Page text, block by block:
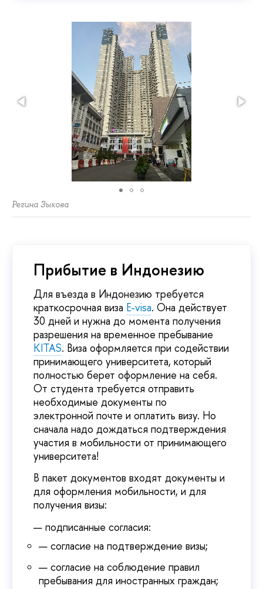
Регина Зыкова
Прибытие в Индонезию
Для въезда в Индонезию требуется
краткосрочная виза E-visa. Она действует
30 дней и нужна до момента получения
разрешения на временное пребывание
KITAS. Виза оформляется при содействии
принимающего университета, который
полностью берет оформление на себя.
От студента требуется отправить
необходимые документы по
электронной почте и оплатить визу. Но
сначала надо дождаться подтверждения
участия в мобильности от принимающего
университета!
В пакет документов входят документы и
для оформления мобильности, и для
получения визы:
подписанные согласия:
согласие на подтверждение визы;
согласие на соблюдение правил
пребывания для иностранных граждан;